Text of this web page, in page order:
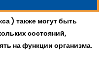
) также могут быть
состояний,
на функции организма.